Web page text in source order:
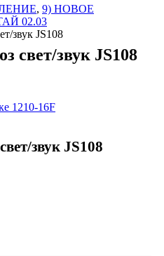
, 9) НОВОЕ
02.03
звук JS108
свет/звук JS108
1210-16F
звук JS108